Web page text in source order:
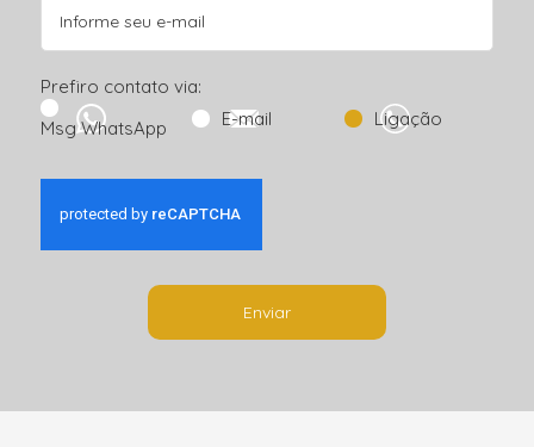
Prefiro contato via:
Msg WhatsApp
E-mail Ligação
Enviar